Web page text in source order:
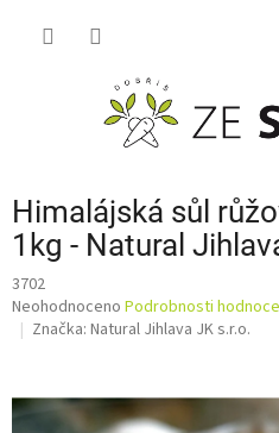
Himalájská sůl
1kg - Natural
3702
Průměrné
hodnocení
0,0
z
Neohodnoceno Podrobnosti
Značka: Natural Jihlava JK s.r.o.